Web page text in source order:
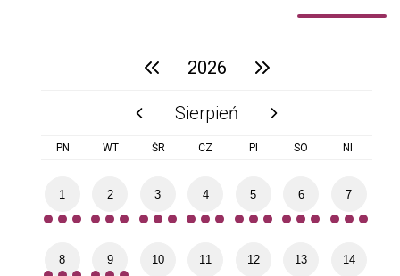
poprzedni rok
2026 następny rok
poprzedni miesiąc
Sierpień następny miesiąc
PN WT ŚR CZ PI SO NI
1 2 3 4 5 6 7
8 9 10 11 12 13 14